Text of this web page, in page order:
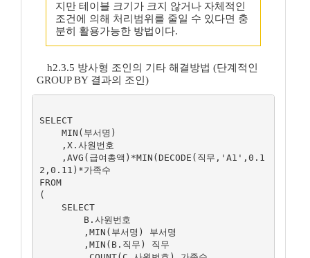
지만 테이블 크기가 크지 않거나 자체적인
조건에 의해 처리범위를 줄일 수 있다면 충
분히 활용가능한 방법이다.
h2.3.5 방사형 조인의 기타 해결방법 (단계적인
GROUP BY 결과의 조인)
SELECT
2,0.11)*가족수
FROM
(